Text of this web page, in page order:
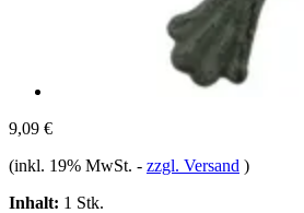
9,09 €
(inkl. 19% MwSt. - zzgl. Versand )
Inhalt: 1 Stk.